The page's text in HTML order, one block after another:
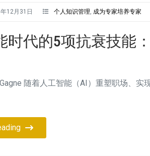
12月31日 个人知识管理 成为专家培养专家
时代的5项抗衰技能
随着人工智能（AI）重塑职场、